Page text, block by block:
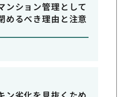
ンション管理として
めるべき理由と注意